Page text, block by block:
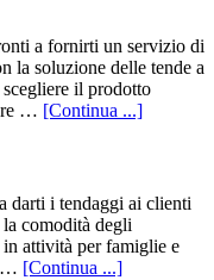
a fornirti un servizio di
la soluzione delle tende a
il prodotto
… [Continua ...]
darti i tendaggi ai clienti
comodità degli
attività per famiglie e
… [Continua ...]infoTende